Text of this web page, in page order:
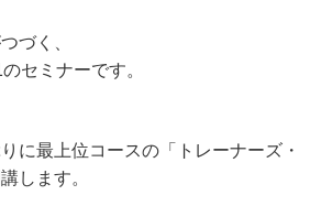
づく、
セミナーです。
に最上位コースの「トレーナーズ・
します。